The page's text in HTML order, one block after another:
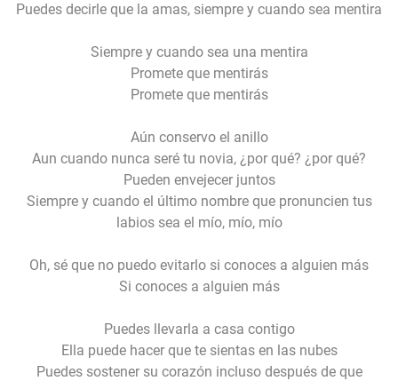
Puedes decirle que la amas, siempre y cuando sea mentira
Siempre y cuando sea una mentira
Promete que mentirás
Promete que mentirás
Aún conservo el anillo
Aun cuando nunca seré tu novia, ¿por qué? ¿por qué?
Pueden envejecer juntos
Siempre y cuando el último nombre que pronuncien tus
labios sea el mío, mío, mío
Oh, sé que no puedo evitarlo si conoces a alguien más
Si conoces a alguien más
Puedes llevarla a casa contigo
Ella puede hacer que te sientas en las nubes
Puedes sostener su corazón incluso después de que